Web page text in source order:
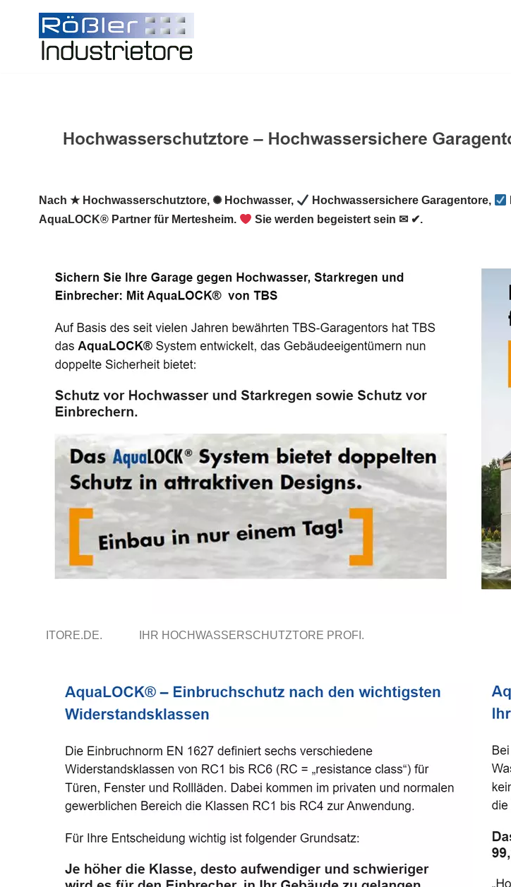
Nach ★ Hochwasserschutztore, ✺ Hochwasser, Hochwassersichere Garagentore,
AquaLOCK® Partner für Mertesheim.
Sie werden begeistert sein ✉ ✔.
ITORE.DE. IHR HOCHWASSERSCHUTZTORE PROFI.